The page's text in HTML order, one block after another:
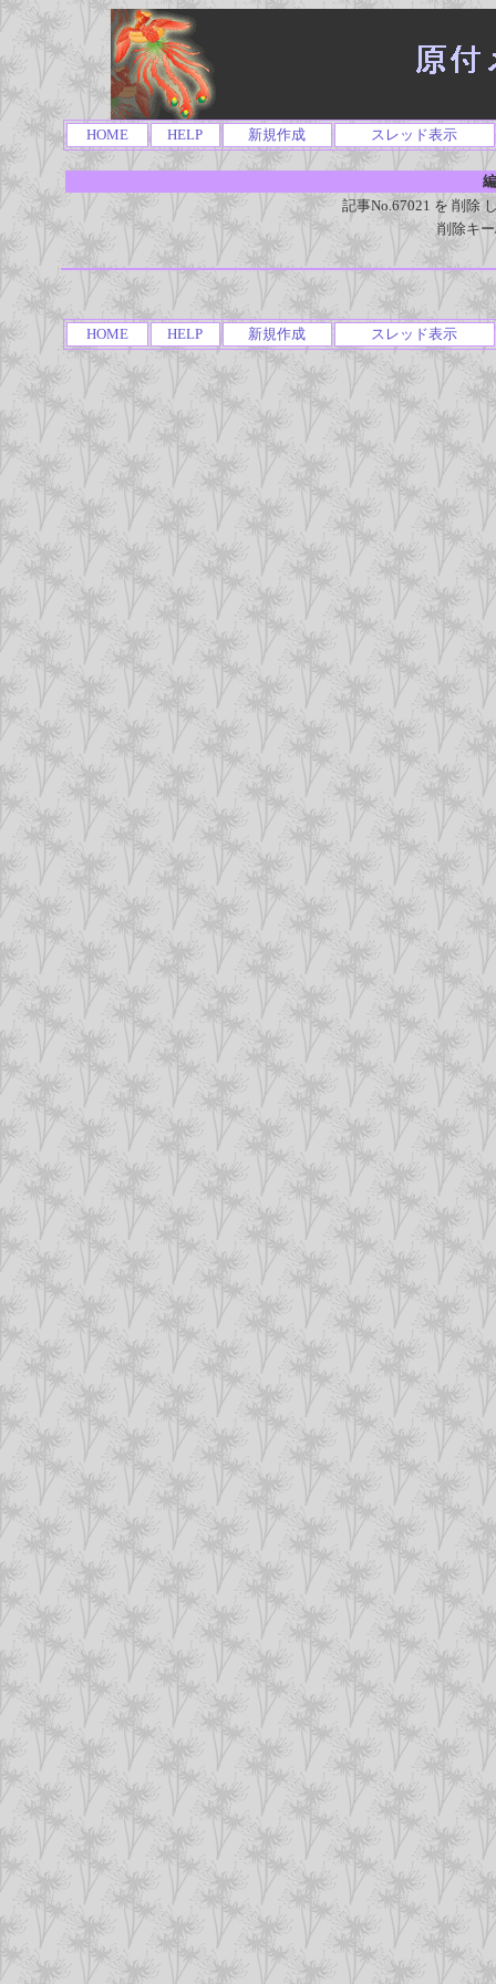
HOME HELP 新規作成 スレッド表示
記事No.67021 を 削除
削除キ
HOME HELP 新規作成 スレッド表示